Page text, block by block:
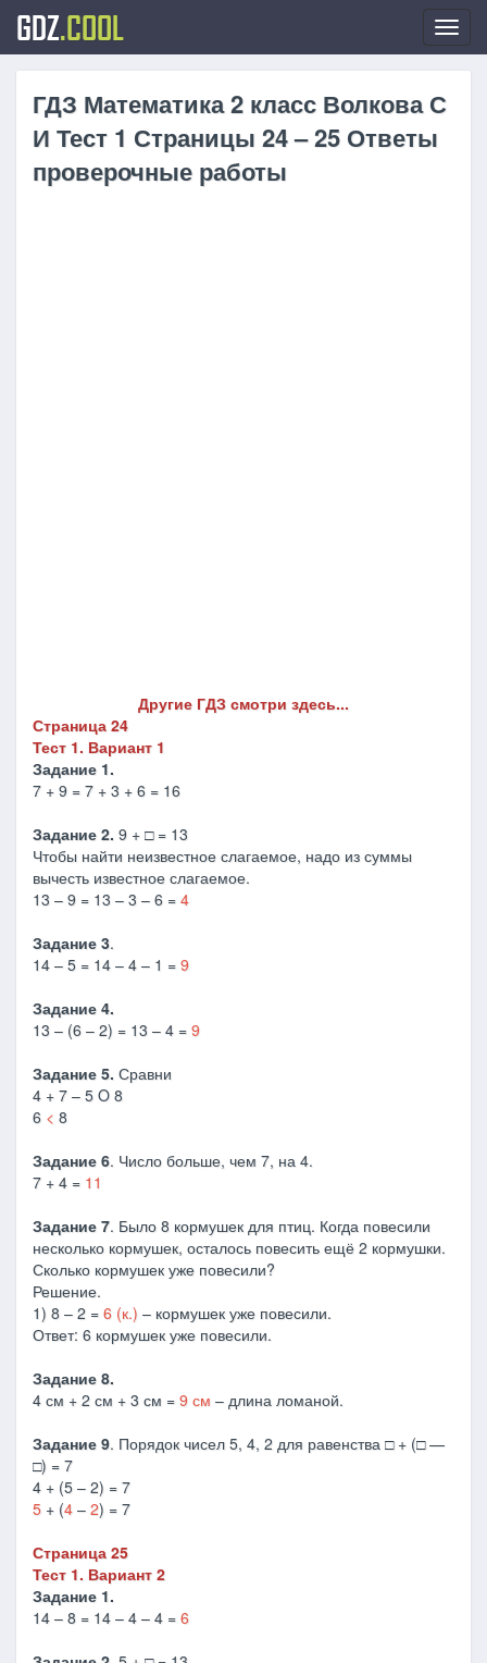
GDZ.COOL
ГДЗ Математика 2 класс Волкова С
И Тест 1 Страницы 24 – 25 Ответы
проверочные работы
Другие ГДЗ смотри здесь...
Страница 24
Тест 1. Вариант 1
Задание 1.
7 + 9 = 7 + 3 + 6 = 16
Задание 2. 9 + □ = 13
Чтобы найти неизвестное слагаемое, надо из суммы
вычесть известное слагаемое.
13 – 9 = 13 – 3 – 6 = 4
Задание 3.
14 – 5 = 14 – 4 – 1 = 9
Задание 4.
13 – (6 – 2) = 13 – 4 = 9
Задание 5. Сравни
4 + 7 – 5 Ο 8
6 < 8
Задание 6. Число больше, чем 7, на 4.
7 + 4 = 11
Задание 7. Было 8 кормушек для птиц. Когда повесили
несколько кормушек, осталось повесить ещё 2 кормушки.
Сколько кормушек уже повесили?
Решение.
1) 8 – 2 = 6 (к.) – кормушек уже повесили.
Ответ: 6 кормушек уже повесили.
Задание 8.
4 см + 2 см + 3 см = 9 см – длина ломаной.
Задание 9. Порядок чисел 5, 4, 2 для равенства □ + (□ —
□) = 7
4 + (5 – 2) = 7
5 + (4 – 2) = 7
Страница 25
Тест 1. Вариант 2
Задание 1.
14 – 8 = 14 – 4 – 4 = 6